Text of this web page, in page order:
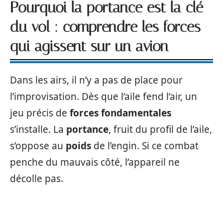
Pourquoi la portance est la clé
du vol : comprendre les forces
qui agissent sur un avion
Dans les airs, il n’y a pas de place pour
l’improvisation. Dès que l’aile fend l’air, un
jeu précis de forces fondamentales
s’installe. La portance, fruit du profil de l’aile,
s’oppose au poids de l’engin. Si ce combat
penche du mauvais côté, l’appareil ne
décolle pas.